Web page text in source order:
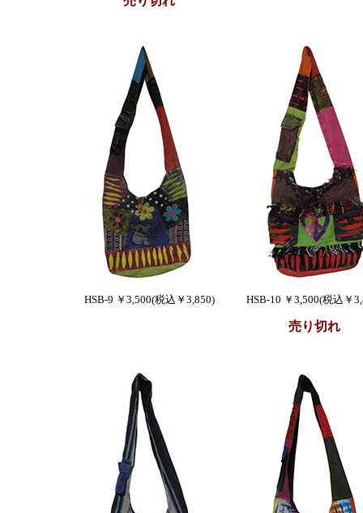
HSB-9 ￥3,500(税込￥3,850) HSB-10 ￥3,500(税込￥
売り切れ